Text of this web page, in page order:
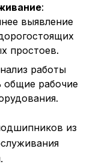
:
выявление
простоев.
работы
рабочие
из